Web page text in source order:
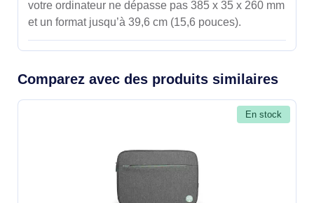
votre ordinateur ne dépasse pas 385 x 35 x 260 mm
et un format jusqu’à 39,6 cm (15,6 pouces).
Comparez avec des produits similaires
En stock